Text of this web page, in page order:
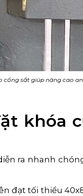
cổng sắt giúp nâng cao
khóa
ra nhanh
đạt tối thiểu